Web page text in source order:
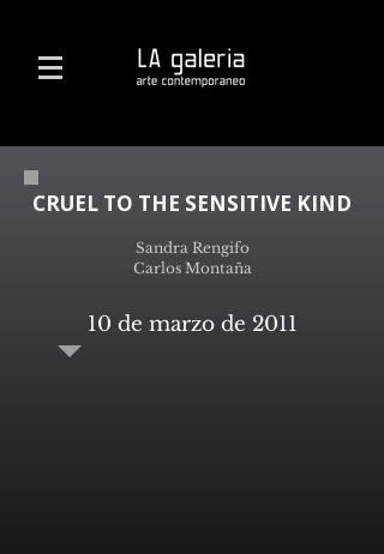
CRUEL TO THE SENSITIVE KIND
Sandra Rengifo
Carlos Montaña
10 de marzo de 2011